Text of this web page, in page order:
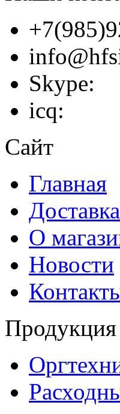
Skype:
icq:
Сайт
Главная
О
Новости
Продукция